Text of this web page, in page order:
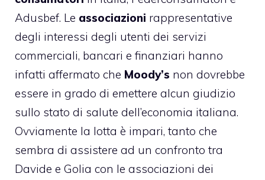
Adusbef. Le associazioni rappresentative
degli interessi degli utenti dei servizi
commerciali, bancari e finanziari hanno
infatti affermato che Moody’s non dovrebbe
essere in grado di emettere alcun giudizio
sullo stato di salute dell’economia italiana.
Ovviamente la lotta è impari, tanto che
sembra di assistere ad un confronto tra
Davide e Golia con le associazioni dei